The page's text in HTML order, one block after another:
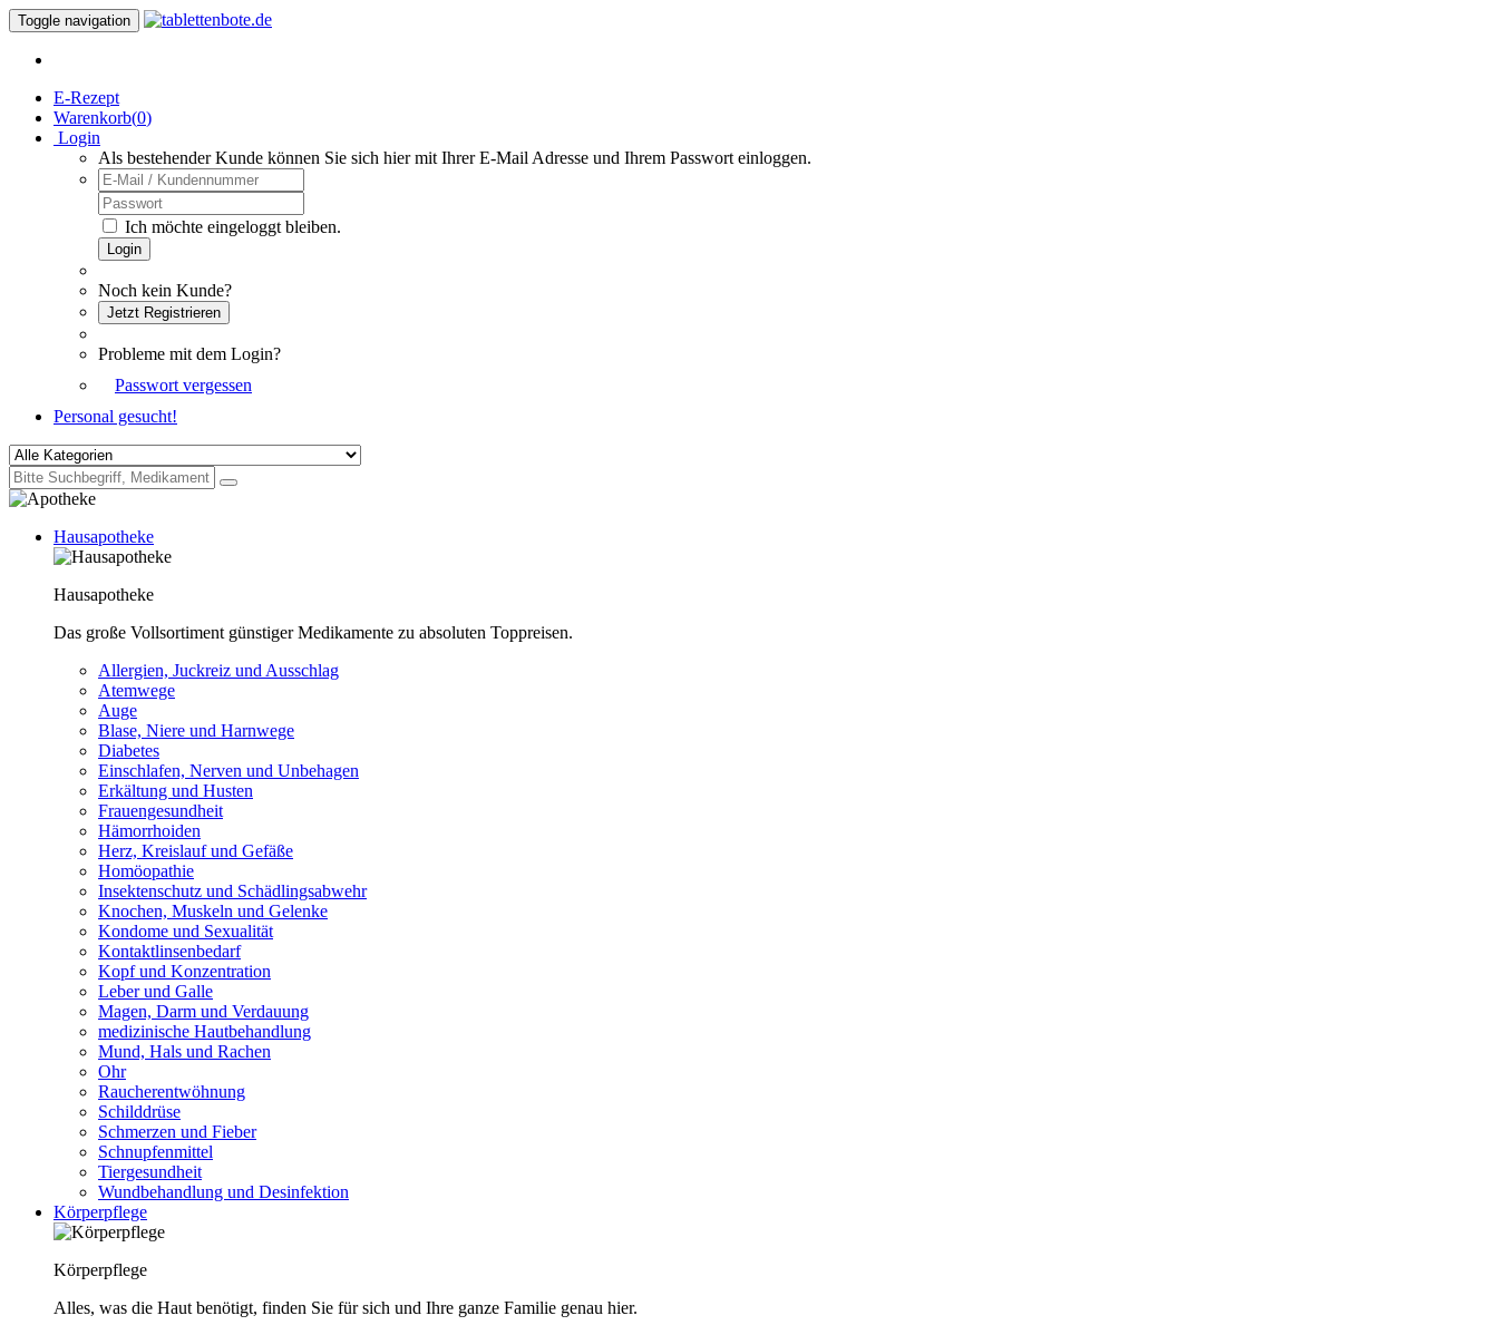
Toggle navigation
E-Rezept
Warenkorb(0)
Login
Als bestehender Kunde können Sie sich hier mit Ihrer E-Mail Adresse und Ihrem Passwort einloggen.
Ich möchte eingeloggt bleiben.
Login
Noch kein Kunde?
Jetzt Registrieren
Probleme mit dem Login?
Passwort vergessen
Personal gesucht!
Hausapotheke
Hausapotheke
Das große Vollsortiment günstiger Medikamente zu absoluten Toppreisen.
Allergien, Juckreiz und Ausschlag
Atemwege
Auge
Blase, Niere und Harnwege
Diabetes
Einschlafen, Nerven und Unbehagen
Erkältung und Husten
Frauengesundheit
Hämorrhoiden
Herz, Kreislauf und Gefäße
Homöopathie
Insektenschutz und Schädlingsabwehr
Knochen, Muskeln und Gelenke
Kondome und Sexualität
Kontaktlinsenbedarf
Kopf und Konzentration
Leber und Galle
Magen, Darm und Verdauung
medizinische Hautbehandlung
Mund, Hals und Rachen
Ohr
Raucherentwöhnung
Schilddrüse
Schmerzen und Fieber
Schnupfenmittel
Tiergesundheit
Wundbehandlung und Desinfektion
Körperpflege
Körperpflege
Alles, was die Haut benötigt, finden Sie für sich und Ihre ganze Familie genau hier.